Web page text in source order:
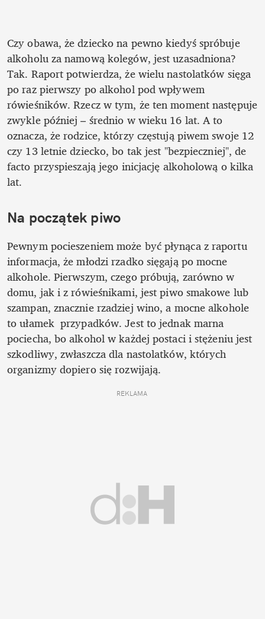
Czy obawa, że dziecko na pewno kiedyś spróbuje
alkoholu za namową kolegów, jest uzasadniona?
Tak. Raport potwierdza, że wielu nastolatków sięga
po raz pierwszy po alkohol pod wpływem
rówieśników. Rzecz w tym, że ten moment następuje
zwykle później – średnio w wieku 16 lat. A to
oznacza, że rodzice, którzy częstują piwem swoje 12
czy 13 letnie dziecko, bo tak jest "bezpieczniej", de
facto przyspieszają jego inicjację alkoholową o kilka
lat.
Na początek piwo
Pewnym pocieszeniem może być płynąca z raportu
informacja, że młodzi rzadko sięgają po mocne
alkohole. Pierwszym, czego próbują, zarówno w
domu, jak i z rówieśnikami, jest piwo smakowe lub
szampan, znacznie rzadziej wino, a mocne alkohole
to ułamek  przypadków. Jest to jednak marna
pociecha, bo alkohol w każdej postaci i stężeniu jest
szkodliwy, zwłaszcza dla nastolatków, których
organizmy dopiero się rozwijają.
REKLAMA